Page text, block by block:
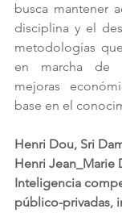
busca mantener
disciplina y el
metodologías
en marcha de
mejoras
base en el
Henri Dou, Sri
Henri Jean_Marie
Inteligencia
público-privadas,